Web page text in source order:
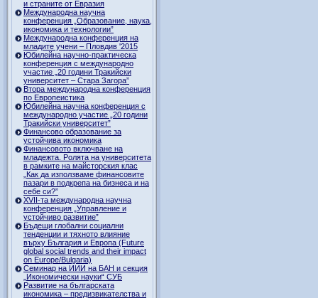
и страните от Евразия
Международна научна
конференция „Образование, наука,
икономика и технологии”
Международна конференция на
младите учени – Пловдив '2015
Юбилейна научно-практическа
конференция с международно
участие „20 години Тракийски
университет – Стара Загора”
Втора международна конференция
по Европеистика
Юбилейна научна конференция с
международно участие „20 години
Тракийски университет”
Финансово образование за
устойчива икономика
Финансовото включване на
младежта. Ролята на университета
в рамките на майсторския клас
„Как да използваме финансовите
пазари в подкрепа на бизнеса и на
себе си?”
XVII-та международна научна
конференция „Управление и
устойчиво развитие”
Бъдещи глобални социални
тенденции и тяхното влияние
върху България и Европа (Future
global social trends and their impact
on Europe/Bulgaria)
Семинар на ИИИ на БАН и секция
„Икономически науки“ СУБ
Развитие на българската
икономика – предизвикателства и